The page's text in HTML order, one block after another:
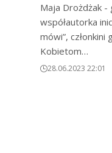
Maja Drożdżak -
współautorka
mówi”,
Kobietom…
28.06.2023 22:01